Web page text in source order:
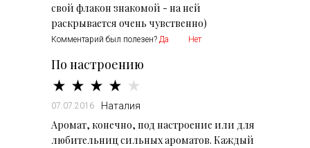
свой флакон знакомой - на ней
раскрывается очень чувственно)
Комментарий был полезен? Да Нет
По настроению
07.07.2016 Наталия
Аромат, конечно, под настроение или для
любительниц сильных ароматов. Каждый